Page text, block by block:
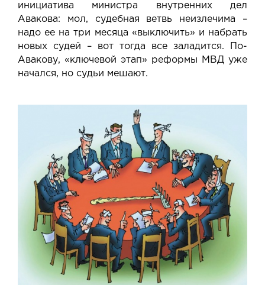
инициатива министра внутренних дел
Авакова: мол, судебная ветвь неизлечима –
надо ее на три месяца «выключить» и набрать
новых судей – вот тогда все заладится. По-
Авакову, «ключевой этап» реформы МВД уже
начался, но судьи мешают.